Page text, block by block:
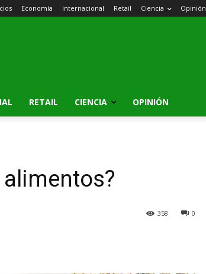
Economía Internacional Retail Ciencia Opinión
RETAIL CIENCIA OPINIÓN
0
358